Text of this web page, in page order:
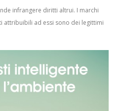
infrangere diritti altrui. I marchi
attribuibili ad essi sono dei legittimi